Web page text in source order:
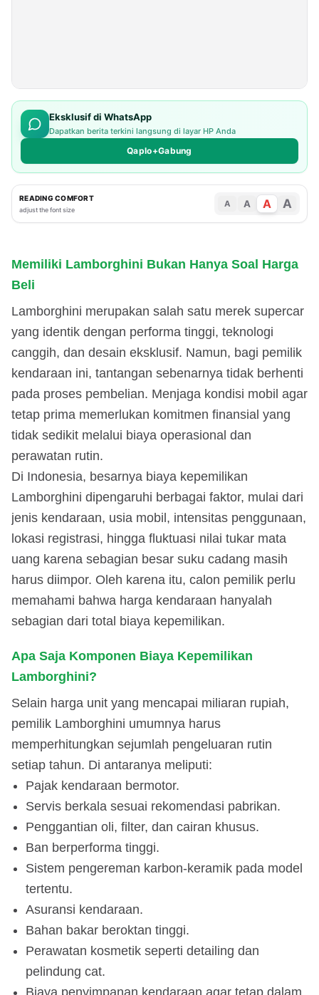
Eksklusif di WhatsApp
Dapatkan berita terkini langsung di layar HP Anda
Qaplo+Gabung
READING COMFORT
adjust the font size
A A A A
Memiliki Lamborghini Bukan Hanya Soal Harga
Beli
Lamborghini merupakan salah satu merek supercar
yang identik dengan performa tinggi, teknologi
canggih, dan desain eksklusif. Namun, bagi pemilik
kendaraan ini, tantangan sebenarnya tidak berhenti
pada proses pembelian. Menjaga kondisi mobil agar
tetap prima memerlukan komitmen finansial yang
tidak sedikit melalui biaya operasional dan
perawatan rutin.
Di Indonesia, besarnya biaya kepemilikan
Lamborghini dipengaruhi berbagai faktor, mulai dari
jenis kendaraan, usia mobil, intensitas penggunaan,
lokasi registrasi, hingga fluktuasi nilai tukar mata
uang karena sebagian besar suku cadang masih
harus diimpor. Oleh karena itu, calon pemilik perlu
memahami bahwa harga kendaraan hanyalah
sebagian dari total biaya kepemilikan.
Apa Saja Komponen Biaya Kepemilikan
Lamborghini?
Selain harga unit yang mencapai miliaran rupiah,
pemilik Lamborghini umumnya harus
memperhitungkan sejumlah pengeluaran rutin
setiap tahun. Di antaranya meliputi:
Pajak kendaraan bermotor.
Servis berkala sesuai rekomendasi pabrikan.
Penggantian oli, filter, dan cairan khusus.
Ban berperforma tinggi.
Sistem pengereman karbon-keramik pada model
tertentu.
Asuransi kendaraan.
Bahan bakar beroktan tinggi.
Perawatan kosmetik seperti detailing dan
pelindung cat.
Biaya penyimpanan kendaraan agar tetap dalam